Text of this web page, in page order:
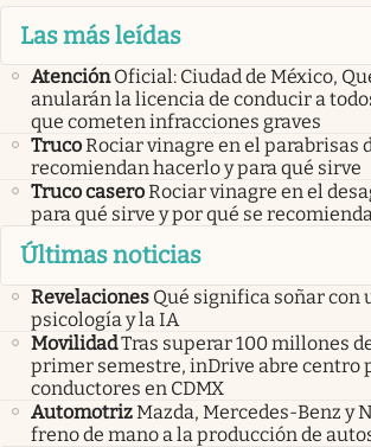
Las más leídas
Atención Oficial: Ciudad de México,
anularán la licencia de conducir a
que cometen infracciones graves
TrucoRociar vinagre en el parabrisas
recomiendan hacerlo y para qué sirve
Truco caseroRociar vinagre en el
para qué sirve y por qué se
Últimas noticias
Revelaciones Qué significa soñar con
psicología y la IA
MovilidadTras superar 100 millones
primer semestre, inDrive abre centro
conductores en CDMX
AutomotrizMazda, Mercedes-Benz y
freno de mano a la producción de